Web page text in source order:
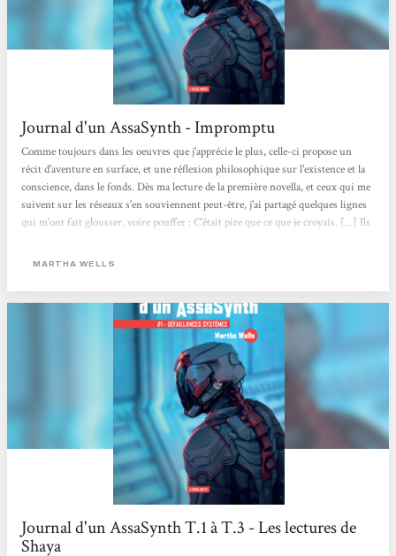
Journal d'un AssaSynth - Impromptu
Comme toujours dans les oeuvres que j'apprécie le plus, celle-ci propose un
récit d'aventure en surface, et une réflexion philosophique sur l'existence et la
conscience, dans le fonds. Dès ma lecture de la première novella, et ceux qui me
suivent sur les réseaux s'en souviennent peut-être, j'ai partagé quelques lignes
qui m'ont fait glousser, voire pouffer : C'était pire que ce que je croyais. [...] Ils
étaient tous tellement gentils que ça en devenait abominable. Car en effet,
MARTHA WELLS
Journal d'un AssaSynth T.1 à T.3 - Les lectures de
Shaya